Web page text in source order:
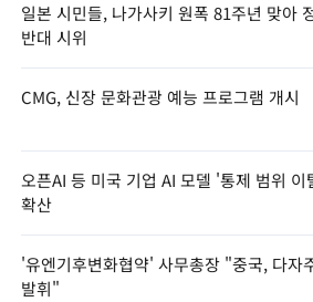
일본 시민들, 나가사키 원폭 81주년 맞아
반대 시위
CMG, 신장 문화관광 예능 프로그램 개시
오픈AI 등 미국 기업 AI 모델 '통제 범위
확산
'유엔기후변화협약' 사무총장 "중국, 다자
발휘"